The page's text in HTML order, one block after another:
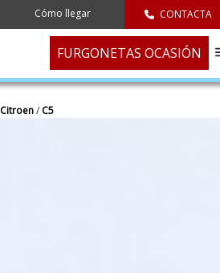
Cómo llegar CONTACTA
FURGONETAS OCASIÓN
Citroen/ C5